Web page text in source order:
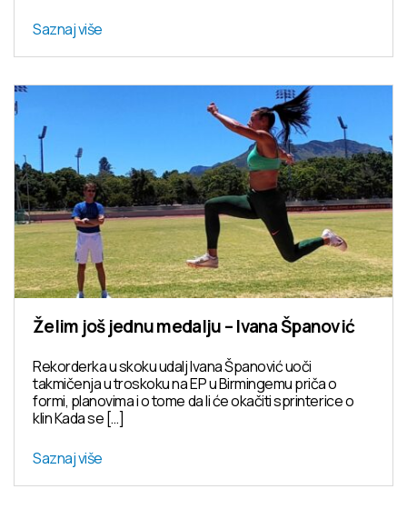
Saznaj više
Želim još jednu medalju – Ivana Španović
Rekorderka u skoku udalj Ivana Španović uoči
takmičenja u troskoku na EP u Birmingemu priča o
formi, planovima i o tome da li će okačiti sprinterice o
klin Kada se […]
Saznaj više